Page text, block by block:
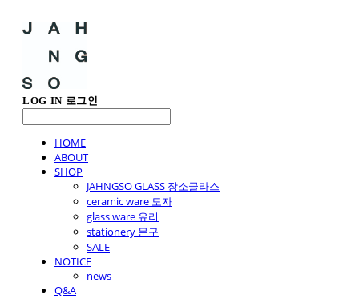
LOG IN 로그인
HOME
ABOUT
SHOP
JAHNGSO GLASS 장소글라스
ceramic ware 도자
glass ware 유리
stationery 문구
SALE
NOTICE
news
Q&A